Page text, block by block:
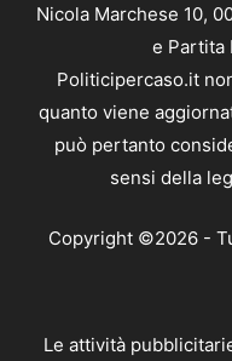
Nicola Marchese 10,
e Partita
Politicipercaso.it
quanto viene
può pertanto
sensi della
Copyright ©2026 -
Le attività